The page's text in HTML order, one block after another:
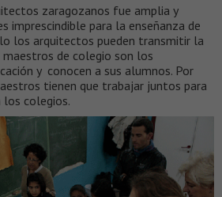
zaragozanos fue amplia y
imprescindible para la enseñanza de
los arquitectos pueden transmitir la
de colegio son los
y conocen a sus alumnos. Por
tienen que trabajar juntos para
los colegios.